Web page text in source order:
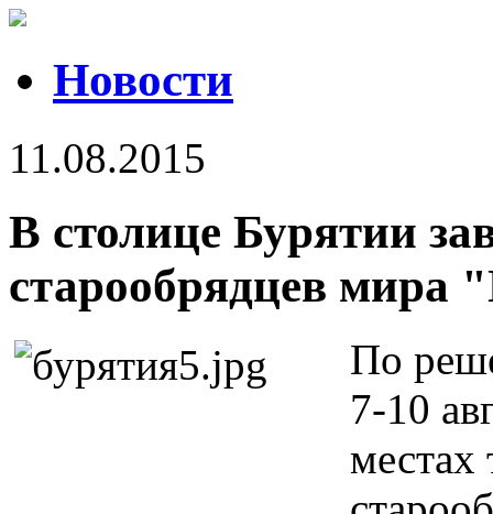
Новости
11.08.2015
В столице Бурятии
старообрядцев мира
По
7-10
местах